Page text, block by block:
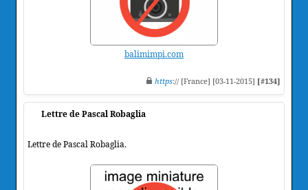
balimimpi.com
https:// [France] [03-11-2015] [#134]
Lettre de Pascal Robaglia
Lettre de Pascal Robaglia.